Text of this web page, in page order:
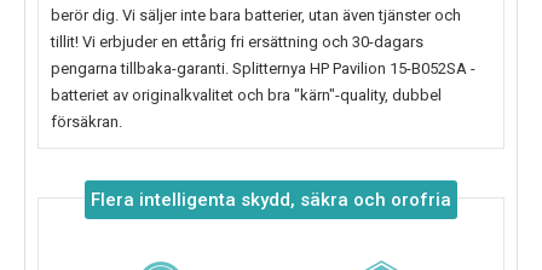
berör dig. Vi säljer inte bara batterier, utan även tjänster och
tillit! Vi erbjuder en ettårig fri ersättning och 30-dagars
pengarna tillbaka-garanti. Splitternya HP Pavilion 15-B052SA -
batteriet av originalkvalitet och bra "kärn"-quality, dubbel
försäkran.
Flera intelligenta skydd, säkra och orofria